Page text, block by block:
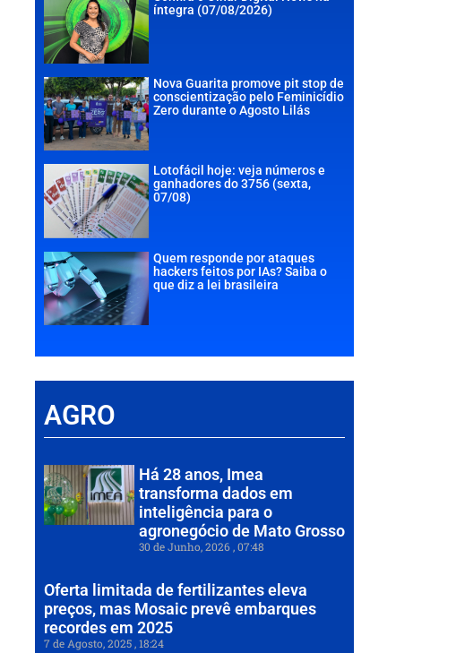
íntegra (07/08/2026)
Nova Guarita promove pit stop de
conscientização pelo Feminicídio
Zero durante o Agosto Lilás
Lotofácil hoje: veja números e
ganhadores do 3756 (sexta,
07/08)
Quem responde por ataques
hackers feitos por IAs? Saiba o
que diz a lei brasileira
AGRO
Há 28 anos, Imea
transforma dados em
inteligência para o
agronegócio de Mato Grosso
30 de Junho, 2026 07:48
Oferta limitada de fertilizantes eleva
preços, mas Mosaic prevê embarques
recordes em 2025
7 de Agosto, 2025 18:24